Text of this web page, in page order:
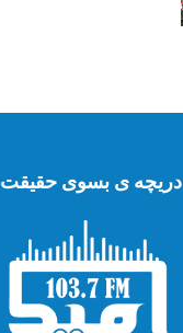
دریچه ی بسوی حقیقت